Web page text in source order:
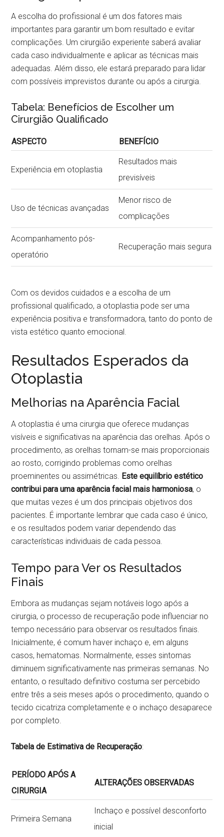
A escolha do profissional é um dos fatores mais
importantes para garantir um bom resultado e evitar
complicações. Um cirurgião experiente saberá avaliar
cada caso individualmente e aplicar as técnicas mais
adequadas. Além disso, ele estará preparado para lidar
com possíveis imprevistos durante ou após a cirurgia.
Tabela: Benefícios de Escolher um
Cirurgião Qualificado
ASPECTO BENEFÍCIO
Experiência em otoplastia
Resultados mais
previsíveis
Uso de técnicas avançadas
Menor risco de
complicações
Acompanhamento pós-
operatório
Recuperação mais segura
Com os devidos cuidados e a escolha de um
profissional qualificado, a otoplastia pode ser uma
experiência positiva e transformadora, tanto do ponto de
vista estético quanto emocional.
Resultados Esperados da
Otoplastia
Melhorias na Aparência Facial
A otoplastia é uma cirurgia que oferece mudanças
visíveis e significativas na aparência das orelhas. Após o
procedimento, as orelhas tornam-se mais proporcionais
ao rosto, corrigindo problemas como orelhas
proeminentes ou assimétricas. Este equilíbrio estético
contribui para uma aparência facial mais harmoniosa, o
que muitas vezes é um dos principais objetivos dos
pacientes. É importante lembrar que cada caso é único,
e os resultados podem variar dependendo das
características individuais de cada pessoa.
Tempo para Ver os Resultados
Finais
Embora as mudanças sejam notáveis logo após a
cirurgia, o processo de recuperação pode influenciar no
tempo necessário para observar os resultados finais.
Inicialmente, é comum haver inchaço e, em alguns
casos, hematomas. Normalmente, esses sintomas
diminuem significativamente nas primeiras semanas. No
entanto, o resultado definitivo costuma ser percebido
entre três a seis meses após o procedimento, quando o
tecido cicatriza completamente e o inchaço desaparece
por completo.
Tabela de Estimativa de Recuperação:
PERÍODO APÓS A
CIRURGIA
ALTERAÇÕES OBSERVADAS
Primeira Semana
Inchaço e possível desconforto
inicial